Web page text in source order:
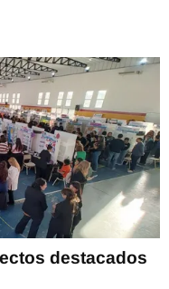
destacados